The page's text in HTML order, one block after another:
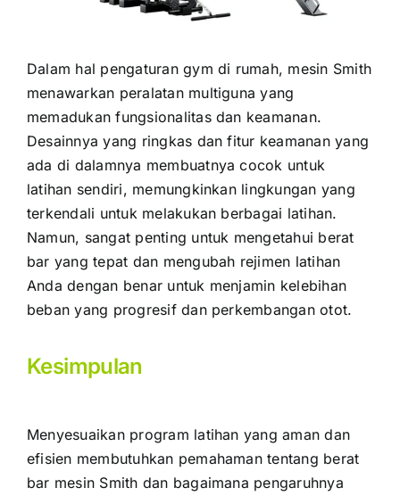
Dalam hal pengaturan gym di rumah, mesin Smith
menawarkan peralatan multiguna yang
memadukan fungsionalitas dan keamanan.
Desainnya yang ringkas dan fitur keamanan yang
ada di dalamnya membuatnya cocok untuk
latihan sendiri, memungkinkan lingkungan yang
terkendali untuk melakukan berbagai latihan.
Namun, sangat penting untuk mengetahui berat
bar yang tepat dan mengubah rejimen latihan
Anda dengan benar untuk menjamin kelebihan
beban yang progresif dan perkembangan otot.
Kesimpulan
Menyesuaikan program latihan yang aman dan
efisien membutuhkan pemahaman tentang berat
bar mesin Smith dan bagaimana pengaruhnya